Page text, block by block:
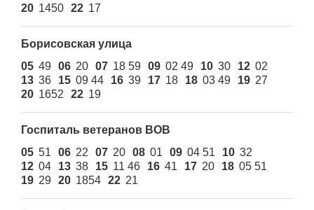
20 1450 22 17
Борисовская улица
05 49 06 20 07 18 59 09 02 49 10 30 12 02
13 36 15 09 44 16 39 17 18 18 03 49 19 27
20 1652 22 19
Госпиталь ветеранов ВОВ
05 51 06 22 07 20 08 01 09 04 51 10 32
12 04 13 38 15 11 46 16 41 17 20 18 05 51
19 29 20 1854 22 21